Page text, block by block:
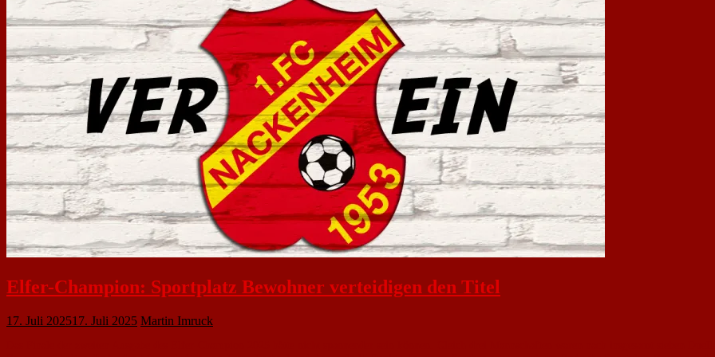
Elfer-Champion: Sportplatz Bewohner verteidigen den Titel
17. Juli 202517. Juli 2025 Martin Imruck